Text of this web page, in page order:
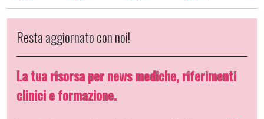
Resta aggiornato con noi!
La tua risorsa per news mediche, riferimenti
clinici e formazione.